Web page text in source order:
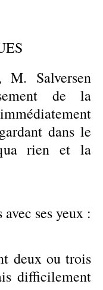
Salversen
de la
dans le
rien et la
ses yeux :
deux ou trois
difficilement